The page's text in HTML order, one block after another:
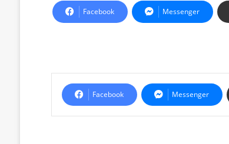
Facebook Messenger
Facebook Messenger